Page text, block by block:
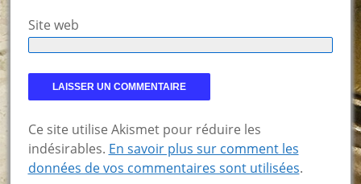
Site web
Ce site utilise Akismet pour réduire les
indésirables. En savoir plus sur comment les
données de vos commentaires sont utilisées.